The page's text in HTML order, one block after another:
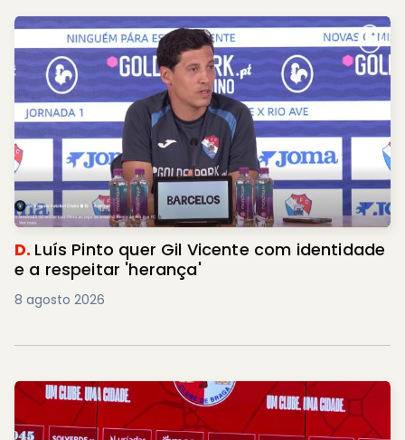
D. Luís Pinto quer Gil Vicente com identidade
e a respeitar 'herança'
8 agosto 2026